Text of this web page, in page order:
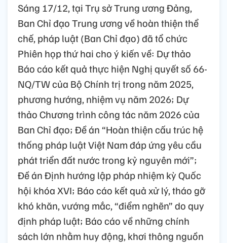
Sáng 17/12, tại Trụ sở Trung ương Đảng,
Ban Chỉ đạo Trung ương về hoàn thiện thể
chế, pháp luật (Ban Chỉ đạo) đã tổ chức
Phiên họp thứ hai cho ý kiến về: Dự thảo
Báo cáo kết quả thực hiện Nghị quyết số 66-
NQ/TW của Bộ Chính trị trong năm 2025,
phương hướng, nhiệm vụ năm 2026; Dự
thảo Chương trình công tác năm 2026 của
Ban Chỉ đạo; Đề án “Hoàn thiện cấu trúc hệ
thống pháp luật Việt Nam đáp ứng yêu cầu
phát triển đất nước trong kỷ nguyên mới”;
Đề án Định hướng lập pháp nhiệm kỳ Quốc
hội khóa XVI; Báo cáo kết quả xử lý, tháo gỡ
khó khăn, vướng mắc, “điểm nghẽn” do quy
định pháp luật; Báo cáo về những chính
sách lớn nhằm huy động, khơi thông nguồn